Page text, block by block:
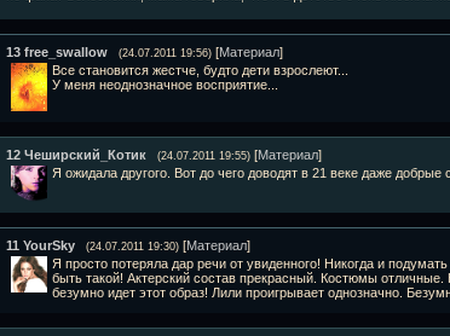
13 free_swallow (24.07.2011 19:56) [Материал]
Все становится жестче, будто дети взрослеют...
У меня неоднозначное восприятие...
12 Чеширский_Котик (24.07.2011 19:55) [Материал]
Я ожидала другого. Вот до чего доводят в 21 веке даже добрые
11 YourSky (24.07.2011 19:30) [Материал]
Я просто потеряла дар речи от увиденного! Никогда и
быть такой! Актерский состав прекрасный. Костюмы
безумно идет этот образ! Лили проигрывает однозначно.